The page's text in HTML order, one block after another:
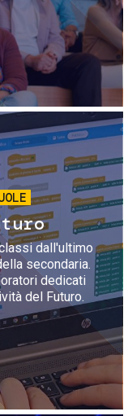
dall'ultimo
secondaria.
dedicati
del Futuro.